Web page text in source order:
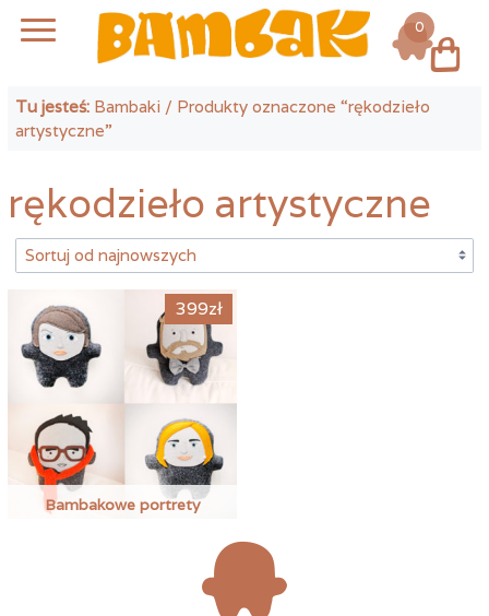
Tu jesteś: Bambaki / Produkty oznaczone “rękodzieło
artystyczne”
rękodzieło artystyczne
Bambakowe portrety
399zł
Log in
0